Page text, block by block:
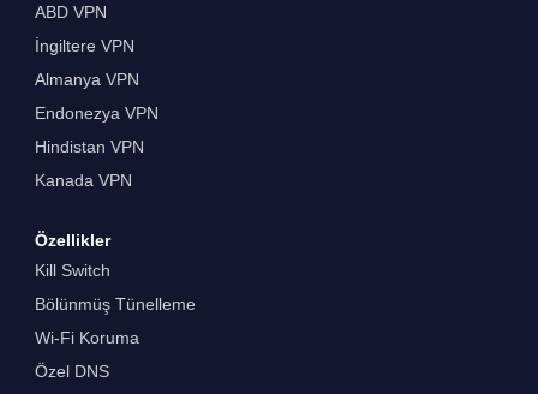
ABD VPN
İngiltere VPN
Almanya VPN
Endonezya VPN
Hindistan VPN
Kanada VPN
Özellikler
Kill Switch
Bölünmüş Tünelleme
Wi-Fi Koruma
Özel DNS